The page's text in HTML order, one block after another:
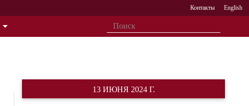
Контакты English
13 ИЮНЯ 2024 Г.